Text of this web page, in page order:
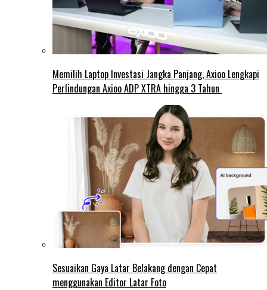
Memilih Laptop Investasi Jangka Panjang, Axioo Lengkapi
Perlindungan Axioo ADP XTRA hingga 3 Tahun
Sesuaikan Gaya Latar Belakang dengan Cepat
menggunakan Editor Latar Foto